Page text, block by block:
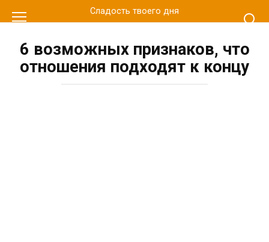
к
Сладость твоего дня
6 возможных признаков, что
отношения подходят к концу